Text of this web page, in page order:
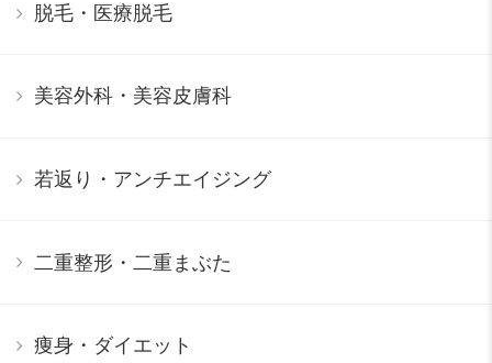
脱毛・医療脱毛
美容外科・美容皮膚科
若返り・アンチエイジング
二重整形・二重まぶた
痩身・ダイエット